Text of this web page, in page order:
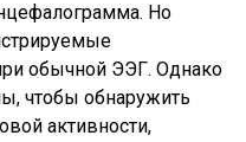
Но
обычной ЭЭГ. Однако
чтобы обнаружить
активности,